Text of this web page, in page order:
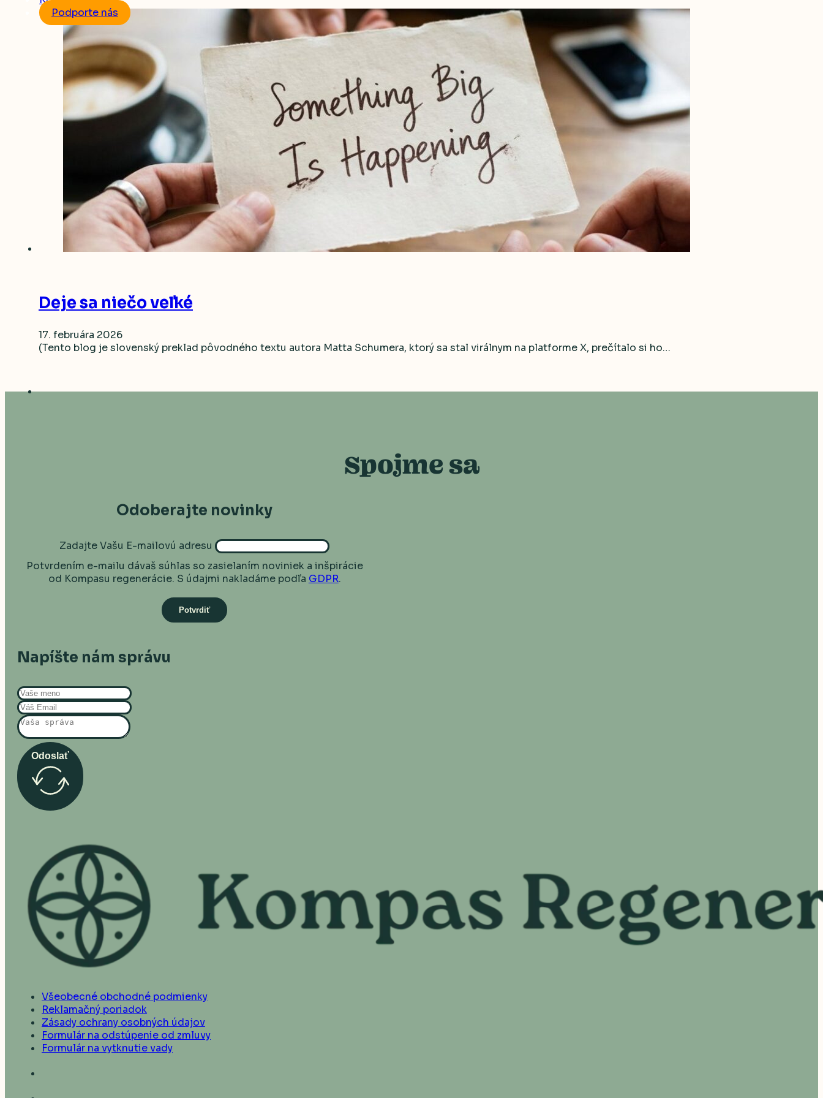
Podporte nás
Deje sa niečo veľké
17. februára 2026
(Tento blog je slovenský preklad pôvodného textu autora Matta Schumera, ktorý sa stal virálnym na platforme X, prečítalo si ho…
Spojme sa
Odoberajte novinky
Zadajte Vašu E-mailovú adresu
Potvrdením e-mailu dávaš súhlas so zasielaním noviniek a inšpirácie
od Kompasu regenerácie. S údajmi nakladáme podľa GDPR.
Napíšte nám správu
Odoslať
Všeobecné obchodné podmienky
Reklamačný poriadok
Zásady ochrany osobných údajov
Formulár na odstúpenie od zmluvy
Formulár na vytknutie vady